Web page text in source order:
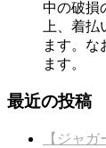
中の破損
上、着
ます。な
ます。
最近の投稿
【ジャ